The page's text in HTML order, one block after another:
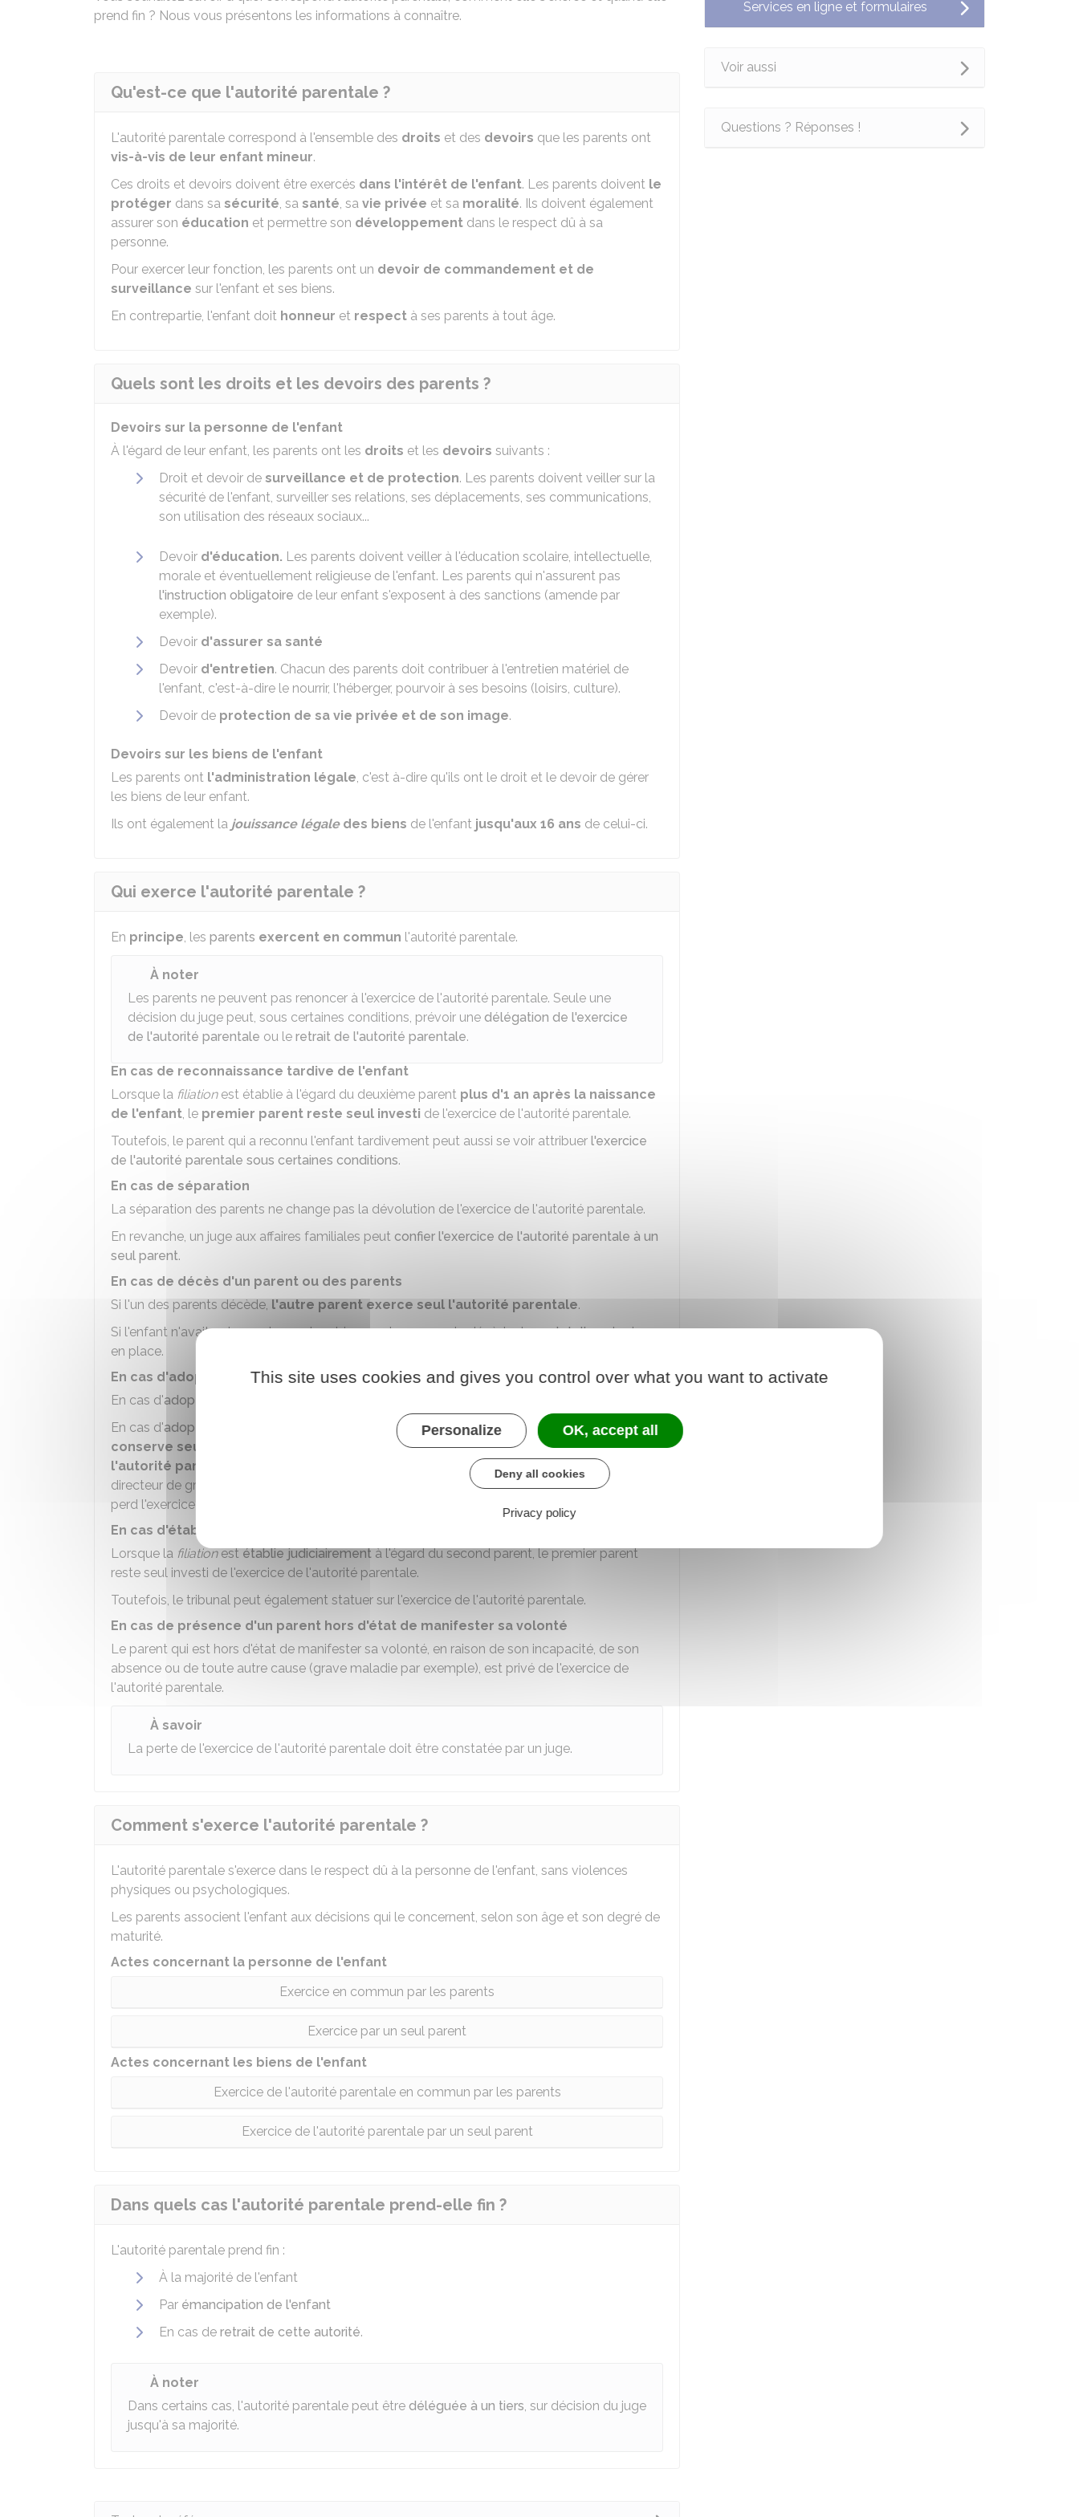
prend fin ? Nous vous présentons les informations à connaître.
Qu'est-ce que l'autorité parentale ?
L'autorité parentale correspond à l'ensemble des droits et des devoirs que les parents ont
vis-à-vis de leur enfant mineur.
Ces droits et devoirs doivent être exercés dans l'intérêt de l'enfant. Les parents doivent le
protéger dans sa sécurité, sa santé, sa vie privée et sa moralité. Ils doivent également
assurer son éducation et permettre son développement dans le respect dû à sa
personne.
Pour exercer leur fonction, les parents ont un devoir de commandement et de
surveillance sur l'enfant et ses biens.
En contrepartie, l'enfant doit honneur et respect à ses parents à tout âge.
Quels sont les droits et les devoirs des parents ?
Devoirs sur la personne de l'enfant
À l'égard de leur enfant, les parents ont les droits et les devoirs suivants :
Droit et devoir de surveillance et de protection. Les parents doivent veiller sur la
sécurité de l'enfant, surveiller ses relations, ses déplacements, ses communications,
son utilisation des réseaux sociaux...
Devoir d'éducation. Les parents doivent veiller à l'éducation scolaire, intellectuelle,
morale et éventuellement religieuse de l'enfant. Les parents qui n'assurent pas
l'instruction obligatoire de leur enfant s'exposent à des sanctions (amende par
exemple).
Devoir d'assurer sa santé
Devoir d'entretien. Chacun des parents doit contribuer à l'entretien matériel de
l'enfant, c'est-à-dire le nourrir, l'héberger, pourvoir à ses besoins (loisirs, culture).
Devoir de protection de sa vie privée et de son image.
Devoirs sur les biens de l'enfant
Les parents ont l'administration légale, c'est à-dire qu'ils ont le droit et le devoir de gérer
les biens de leur enfant.
Ils ont également la jouissance légaledes biens de l'enfant jusqu'aux 16 ans de celui-ci.
Qui exerce l'autorité parentale ?
En principe, les parents exercent en commun l'autorité parentale.
À noter
Les parents ne peuvent pas renoncer à l'exercice de l'autorité parentale. Seule une
décision du juge peut, sous certaines conditions, prévoir une délégation de l'exercice
de l'autorité parentale ou le retrait de l'autorité parentale.
En cas de reconnaissance tardive de l'enfant
Lorsque la filiationest établie à l'égard du deuxième parent plus d'1 an après la naissance
de l'enfant, le premier parent reste seul investi de l'exercice de l'autorité parentale.
Toutefois, le parent qui a reconnu l'enfant tardivement peut aussi se voir attribuer l'exercice
de l'autorité parentale sous certaines conditions.
En cas de séparation
La séparation des parents ne change pas la dévolution de l'exercice de l'autorité parentale.
En revanche, un juge aux affaires familiales peut confier l'exercice de l'autorité parentale à un
seul parent.
En cas de décès d'un parent ou des parents
Si l'un des parents décède, l'autre parent exerce seul l'autorité parentale.
Si l'enfant n'avait qu'un seul parent ou bien que les 2 parents décèdent, unetutelleest mise
en place.
En cas d'adoption
En cas d'adoption
En cas d'adoption de l'enfant par l'autre membre d'un couple, leparent biologique
conserve seul
l'exercice de l'autorité parentale. Toutefois les parents peuvent exercer
l'autorité parentale en commun
déclaration conjointe
auprès du
directeur de greffe du tribunal judiciaire. L'autre parent biologique qui consent à l'adoption
perd l'exercice de l'autorité parentale.
En cas d'établissement judiciaire de la filiation
Lorsque la filiationestétablie judiciairementà l'égard du second parent, le premier parent
reste seul investi de l'exercice de l'autorité parentale.
Toutefois, le tribunal peut également statuer sur l'exercice de l'autorité parentale.
En cas de présence d'un parent hors d'état de manifester sa volonté
Le parent qui est hors d'état de manifester sa volonté, en raison de son incapacité, de son
absence ou de toute autre cause (grave maladie par exemple), est privé de l'exercice de
l'autorité parentale.
À savoir
La perte de l'exercice de l'autorité parentale doit être constatée par un juge.
Comment s'exerce l'autorité parentale ?
L'autorité parentale s'exerce dans le respect dû à la personne de l'enfant, sans violences
physiques ou psychologiques.
Les parents associent l'enfant aux décisions qui le concernent, selon son âge et son degré de
maturité.
Actes concernant la personne de l'enfant
Exercice en commun par les parents
Exercice par un seul parent
Actes concernant les biens de l'enfant
Exercice de l'autorité parentale en commun par les parents
Exercice de l'autorité parentale par un seul parent
Dans quels cas l'autorité parentale prend-elle fin ?
L'autorité parentale prend fin :
À la majorité de l'enfant
Par émancipation de l'enfant
En cas de retrait de cette autorité.
À noter
Dans certains cas, l'autorité parentale peut être déléguée à un tiers, sur décision du juge
jusqu'à sa majorité.
Services en ligne et formulaires
Voir aussi
Questions ? Réponses !
This site uses cookies and gives you control over what you want to activate
Personalize OK, accept all
Deny all cookies
Privacy policy